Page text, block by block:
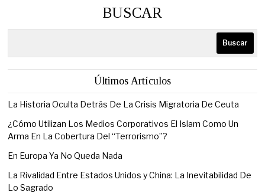
BUSCAR
Buscar
Últimos Artículos
La Historia Oculta Detrás De La Crisis Migratoria De Ceuta
¿Cómo Utilizan Los Medios Corporativos El Islam Como Un
Arma En La Cobertura Del “Terrorismo”?
En Europa Ya No Queda Nada
La Rivalidad Entre Estados Unidos y China: La Inevitabilidad De
Lo Sagrado